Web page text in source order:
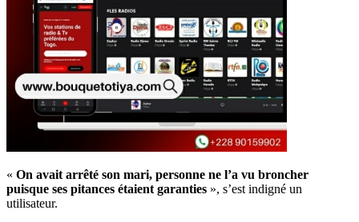
« On avait arrêté son mari, personne ne l’a vu broncher
puisque ses pitances étaient garanties », s’est indigné un
utilisateur.